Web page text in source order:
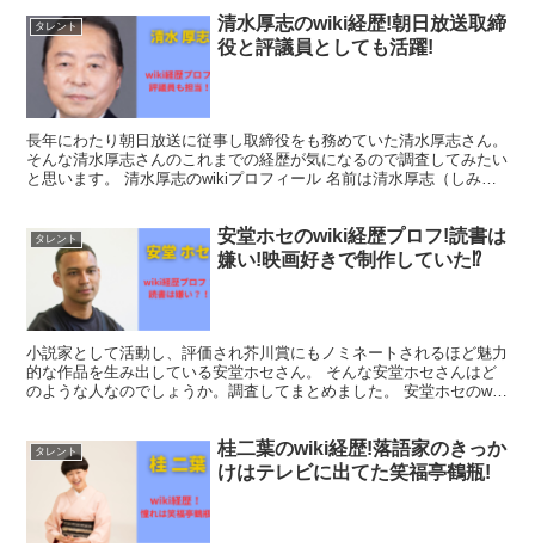
タレント
清水厚志のwiki経歴!朝日放送取締
役と評議員としても活躍!
長年にわたり朝日放送に従事し取締役をも務めていた清水厚志さん。
そんな清水厚志さんのこれまでの経歴が気になるので調査してみたい
と思います。 清水厚志のwikiプロフィール 名前は清水厚志（しみず
タレント
安堂ホセのwiki経歴プロフ!読書は
嫌い!映画好きで制作していた⁉
小説家として活動し、評価され芥川賞にもノミネートされるほど魅力
的な作品を生み出している安堂ホセさん。 そんな安堂ホセさんはど
のような人なのでしょうか。調査してまとめました。 安堂ホセのwiki
タレント
桂二葉のwiki経歴!落語家のきっか
けはテレビに出てた笑福亭鶴瓶!